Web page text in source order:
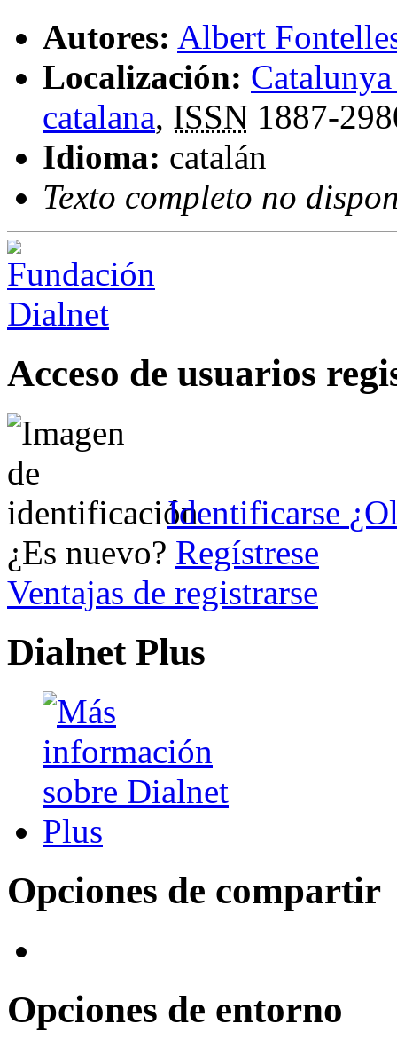
Autores: Albert
Localización:
catalana, ISSN 1887-
Idioma: catalán
Texto completo no
Acceso de usuarios
Identificarse
¿Es nuevo? Regístrese
Ventajas de registrarse
Dialnet Plus
Opciones de compartir
Opciones de entorno